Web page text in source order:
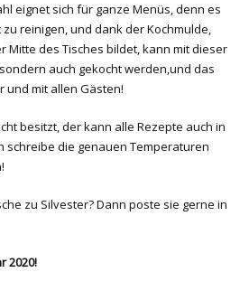
eignet sich für ganze Menüs, denn es
reinigen, und dank der Kochmulde,
Mitte des Tisches bildet, kann mit dieser
auch gekocht werden,und das
und mit allen Gästen!
besitzt, der kann alle Rezepte auch in
schreibe die genauen Temperaturen
zu Silvester? Dann poste sie gerne in
2020!